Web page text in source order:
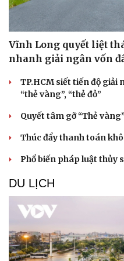
Vĩnh Long quyết liệt
nhanh giải ngân vốn
TP.HCM siết tiến độ giải
“thẻ vàng”, “thẻ đỏ”
Quyết tâm gỡ “Thẻ
Thúc đẩy thanh toán
Phổ biến pháp luật thủy
DU LỊCH